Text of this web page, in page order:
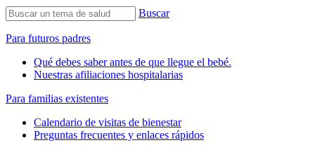
Buscar
Para futuros padres
Qué debes saber antes de que llegue el bebé.
Nuestras afiliaciones hospitalarias
Para familias existentes
Calendario de visitas de bienestar
Preguntas frecuentes y enlaces rápidos